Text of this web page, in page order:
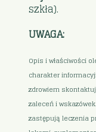
szkła).
UWAGA:
Opis i właściwości
charakter
zdrowiem
zaleceń i
zastępują leczenia